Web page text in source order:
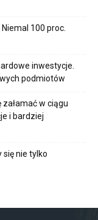
100 proc.
inwestycje.
podmiotów
w ciągu
i bardziej
się nie tylko